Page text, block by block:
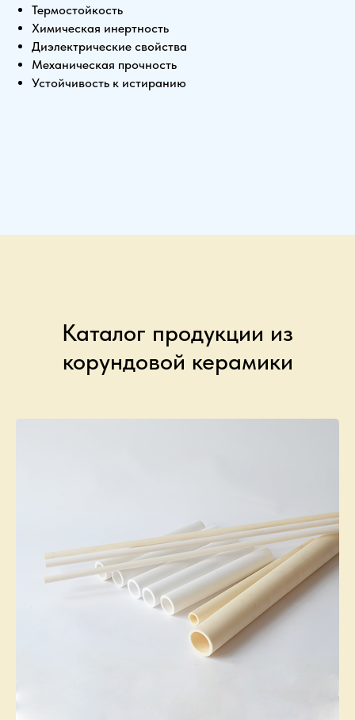
Термостойкость
Химическая инертность
Диэлектрические свойства
Механическая прочность
Устойчивость к истиранию
Каталог продукции из
корундовой керамики